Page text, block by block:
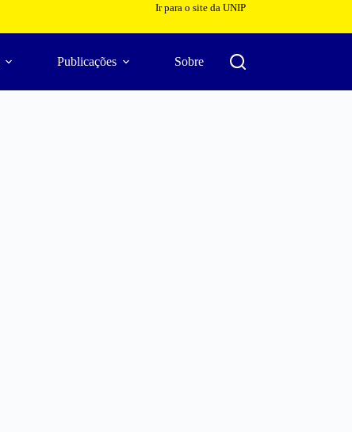
Ir para o site da UNIP
Publicações Sobre